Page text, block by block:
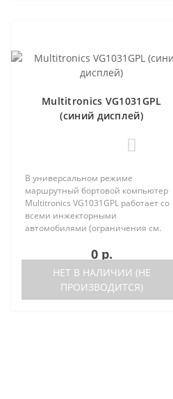
Multitronics VG1031GPL
(синий дисплей)
В универсальном режиме
маршрутный бортовой компьютер
Multitronics VG1031GPL работает со
всеми инжекторными
автомобилями (ограничения см.
компьютер поддерживает большое
иномарок. Отличия р..
0 р.
НЕТ В НАЛИЧИИ (НЕ
ПРОИЗВОДИТСЯ)